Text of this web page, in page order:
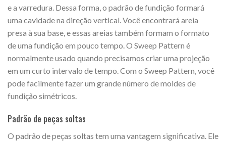
e a varredura. Dessa forma, o padrão de fundição formará
uma cavidade na direção vertical. Você encontrará areia
presa à sua base, e essas areias também formam o formato
de uma fundição em pouco tempo. O Sweep Pattern é
normalmente usado quando precisamos criar uma projeção
em um curto intervalo de tempo. Com o Sweep Pattern, você
pode facilmente fazer um grande número de moldes de
fundição simétricos.
Padrão de peças soltas
O padrão de peças soltas tem uma vantagem significativa. Ele